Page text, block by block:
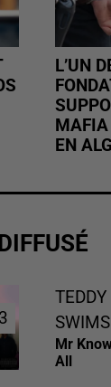
L’UN
EN
TEDDY
SWIMS
Mr
All